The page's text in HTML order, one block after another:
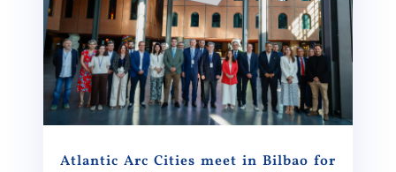
Atlantic Arc Cities meet in Bilbao for